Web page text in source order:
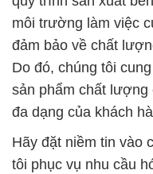
môi trường làm việc
đảm bảo về chất
Do đó, chúng tôi
sản phẩm chất lượng
đa dạng của khách
Hãy đặt niềm tin vào
tôi phục vụ nhu cầu